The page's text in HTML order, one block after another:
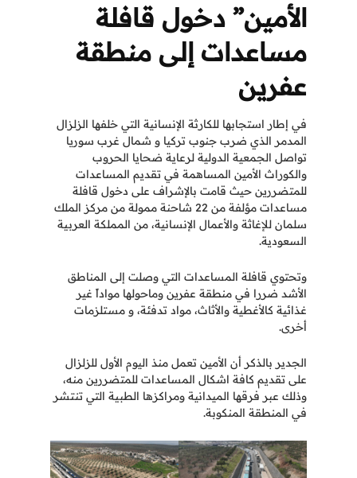
الأمين” دخول قافلة
مساعدات إلى منطقة
عفرين
في إطار استجابها للكارثة الإنسانية التي خلفها الزلزال
المدمر الذي ضرب جنوب تركيا و شمال غرب سوريا
تواصل الجمعية الدولية لرعاية ضحايا الحروب
والكوراث الأمين المساهمة في تقديم المساعدات
للمتضررين حيث قامت بالإشراف على دخول قافلة
مساعدات مؤلفة من 22 شاحنة ممولة من مركز الملك
سلمان للإغاثة والأعمال الإنسانية، من المملكة العربية
السعودية.
وتحتوي قافلة المساعدات التي وصلت إلى المناطق
الأشد ضررا في منطقة عفرين وماحولها مواداً غير
غذائية كالأغطية والأثاث، مواد تدفئة، و مستلزمات
أخرى.
الجدير بالذكر أن الأمين تعمل منذ اليوم الأول للزلزال
على تقديم كافة اشكال المساعدات للمتضررين منه،
وذلك عبر فرقها الميدانية ومراكزها الطبية التي تنتشر
في المنطقة المنكوبة.